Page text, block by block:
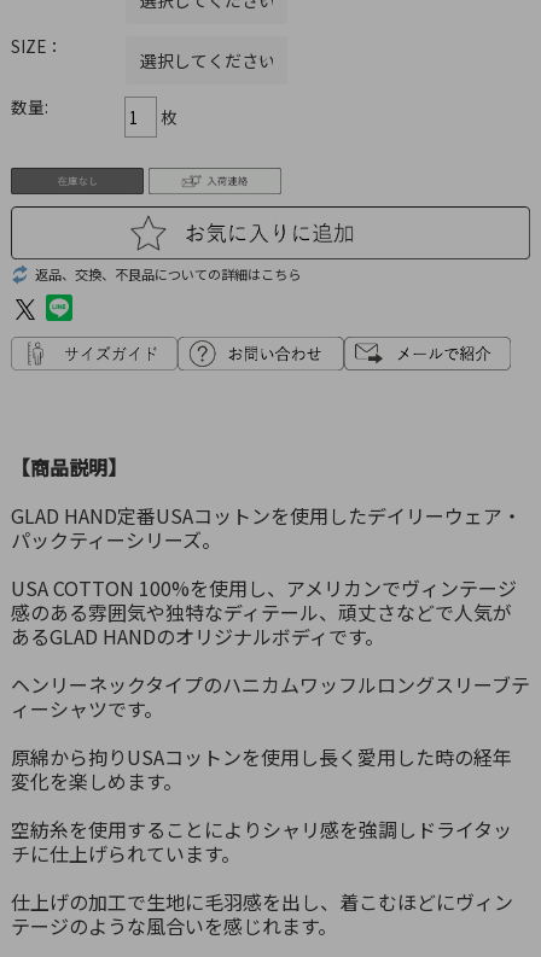
SIZE：
数量: 枚
返品、交換、不良品についての詳細はこちら
【商品説明】
GLAD HAND定番USAコットンを使用したデイリーウェア・
パックティーシリーズ。
USA COTTON 100%を使用し、アメリカンでヴィンテージ
感のある雰囲気や独特なディテール、頑丈さなどで人気が
あるGLAD HANDのオリジナルボディです。
ヘンリーネックタイプのハニカムワッフルロングスリーブテ
ィーシャツです。
原綿から拘りUSAコットンを使用し長く愛用した時の経年
変化を楽しめます。
空紡糸を使用することによりシャリ感を強調しドライタッ
チに仕上げられています。
仕上げの加工で生地に毛羽感を出し、着こむほどにヴィン
テージのような風合いを感じれます。